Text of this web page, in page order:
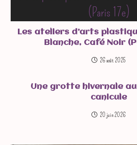
Les ateliers d’arts
Blanche, Café Noir
26 août 2025
Une grotte hivernale
canicule
20 juin 2026